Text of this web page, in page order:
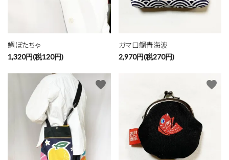
鯛ぼたちゃ
1,320円(税120円)
ガマ口鯛青海波
2,970円(税270円)
favorite favorite